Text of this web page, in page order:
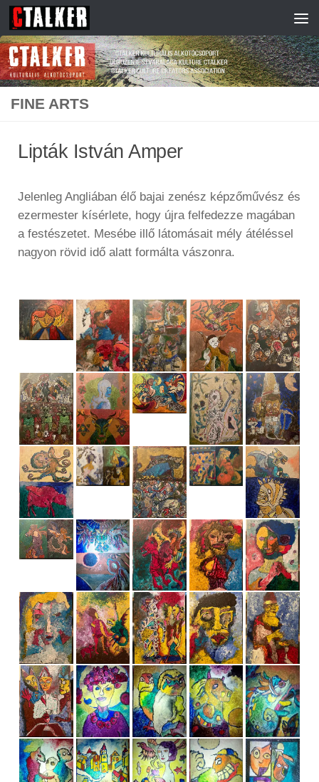
Skip to content
FINE ARTS
Lipták István Amper
Jelenleg Angliában élő bajai zenész képzőművész és
ezermester kísérlete, hogy újra felfedezze magában
a festészetet. Mesébe illő látomásait mély átéléssel
nagyon rövid idő alatt formálta vászonra.